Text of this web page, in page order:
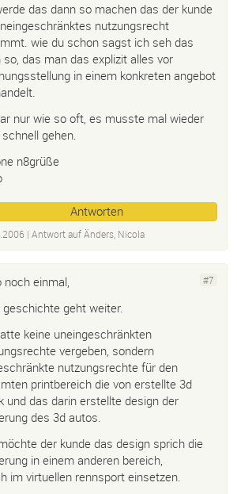
das dann so machen das der kunde
nutzungsrecht
wie du schon sagst ich seh das
so, das man das explizit alles vor
in einem konkreten angebot
nur wie so oft, es musste mal wieder
gehen.
n8grüße
Antworten
| Antwort aufÄnders, Nicola
#7
noch einmal,
geschichte geht weiter.
keine uneingeschränkten
vergeben, sondern
nutzungsrechte für den
printbereich die von erstellte 3d
und das darin erstellte design der
des 3d autos.
der kunde das design sprich die
in einem anderen bereich,
im virtuellen rennsport einsetzen.